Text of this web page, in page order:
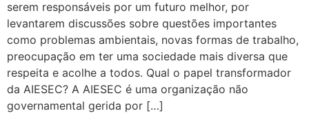
serem responsáveis por um futuro melhor, por
levantarem discussões sobre questões importantes
como problemas ambientais, novas formas de trabalho,
preocupação em ter uma sociedade mais diversa que
respeita e acolhe a todos. Qual o papel transformador
da AIESEC? A AIESEC é uma organização não
governamental gerida por […]